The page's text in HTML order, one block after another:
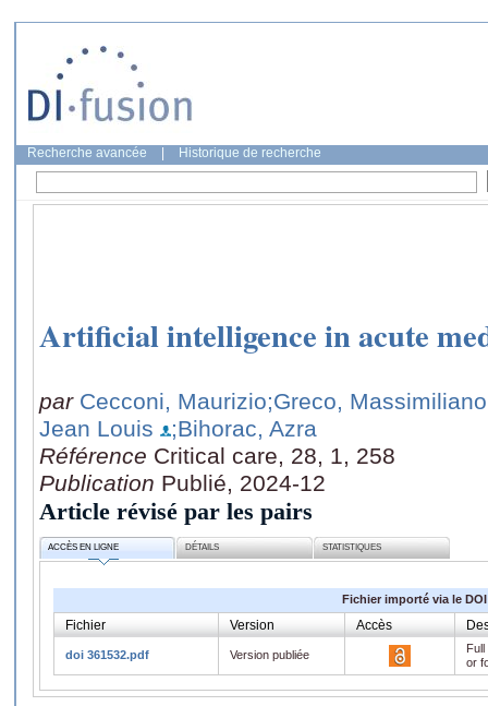
Recherche avancée Historique de recherche
Artificial intelligence in acute
par Cecconi, Maurizio;Greco, Massimiliano
Jean Louis
;Bihorac, Azra
Référence Critical care, 28, 1, 258
Publication Publié, 2024-12
Article révisé par les pairs
ACCÈS EN LIGNE DÉTAILS STATISTIQUES
Fichier importé via le DOI
Fichier Version Accès
doi 361532.pdf Version publiée
or